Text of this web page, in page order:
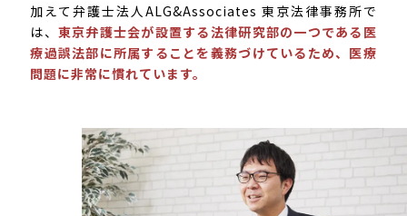
加えて弁護士法人ALG&Associates 東京法律事務所で
は、 東京弁護士会が設置する法律研究部の一つである医
療過誤法部に所属することを義務づけているため、医療
問題に非常に慣れています。